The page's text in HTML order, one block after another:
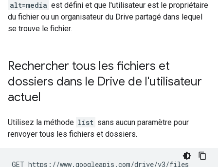
alt=media est défini et que l'utilisateur est le propriétaire
du fichier ou un organisateur du Drive partagé dans lequel
se trouve le fichier.
Rechercher tous les fichiers et
dossiers dans le Drive de l'utilisateur
actuel
Utilisez la méthode list sans aucun paramètre pour
renvoyer tous les fichiers et dossiers.